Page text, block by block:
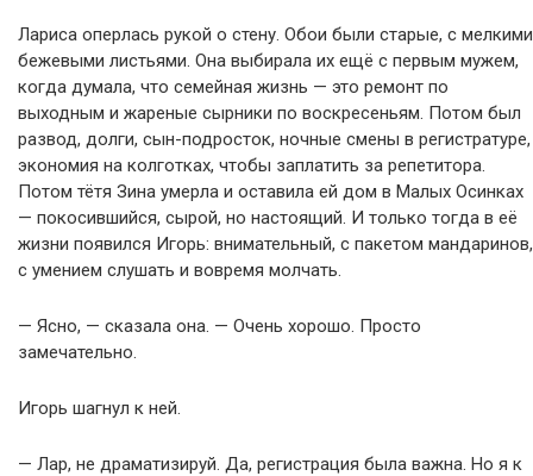
Лариса оперлась рукой о стену. Обои были старые, с мелкими
бежевыми листьями. Она выбирала их ещё с первым мужем,
когда думала, что семейная жизнь — это ремонт по
выходным и жареные сырники по воскресеньям. Потом был
развод, долги, сын-подросток, ночные смены в регистратуре,
экономия на колготках, чтобы заплатить за репетитора.
Потом тётя Зина умерла и оставила ей дом в Малых Осинках
— покосившийся, сырой, но настоящий. И только тогда в её
жизни появился Игорь: внимательный, с пакетом мандаринов,
с умением слушать и вовремя молчать.
— Ясно, — сказала она. — Очень хорошо. Просто
замечательно.
Игорь шагнул к ней.
— Лар, не драматизируй. Да, регистрация была важна. Но я к